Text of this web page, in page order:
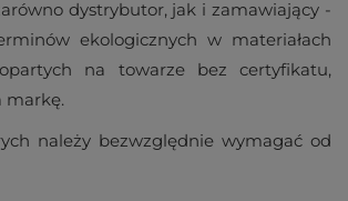
dystrybutor, jak i zamawiający -
ekologicznych w materiałach
na towarze bez certyfikatu,
markę.
należy bezwzględnie wymagać od